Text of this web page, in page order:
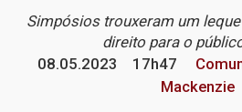
Simpósios trouxeram um
direito para o
08.05.2023
17h47
Mackenzie